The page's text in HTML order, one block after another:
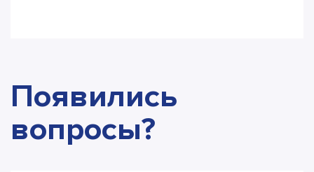
Появились
вопросы?